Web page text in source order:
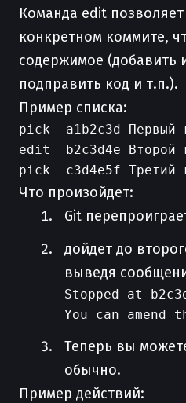
Команда edit
конкретном коммите,
содержимое (добавить
подправить код и т.п.).
Пример списка:
pick  a1b2c3d Первый
edit  b2c3d4e Второй
Что произойдет:
Git
дойдет до
выведя
Stopped at
Теперь вы
обычно.
Пример действий: